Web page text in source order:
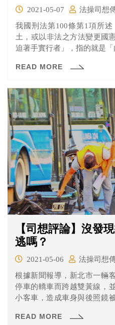
2021-05-07
法操司想
我國刑法第100條第1項所
土，或以非法之方法變更國
迫著手實行者」，指的就是「
READ MORE
【司想評論】沒發
逃嗎？
2021-05-06
法操司想
根據新聞報導，新北市一輛
停車的轎車而跨越雙黃線，
小客車，造成車身與後照鏡
明，客車司機則稱自己根本
READ MORE